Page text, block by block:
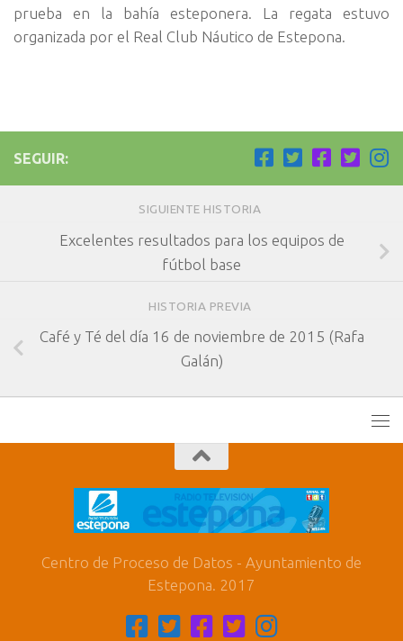
prueba en la bahía esteponera. La regata estuvo
organizada por el Real Club Náutico de Estepona.
SEGUIR:
SIGUIENTE HISTORIA
Excelentes resultados para los equipos de
fútbol base
HISTORIA PREVIA
Café y Té del día 16 de noviembre de 2015 (Rafa
Galán)
Centro de Proceso de Datos - Ayuntamiento de
Estepona. 2017